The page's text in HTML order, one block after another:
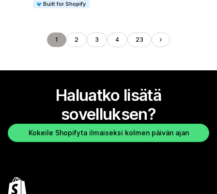
Built for Shopify
1 2 3 4 23
Haluatko lisätä
sovelluksen?
Kokeile Shopifyta ilmaiseksi kolmen päivän ajan